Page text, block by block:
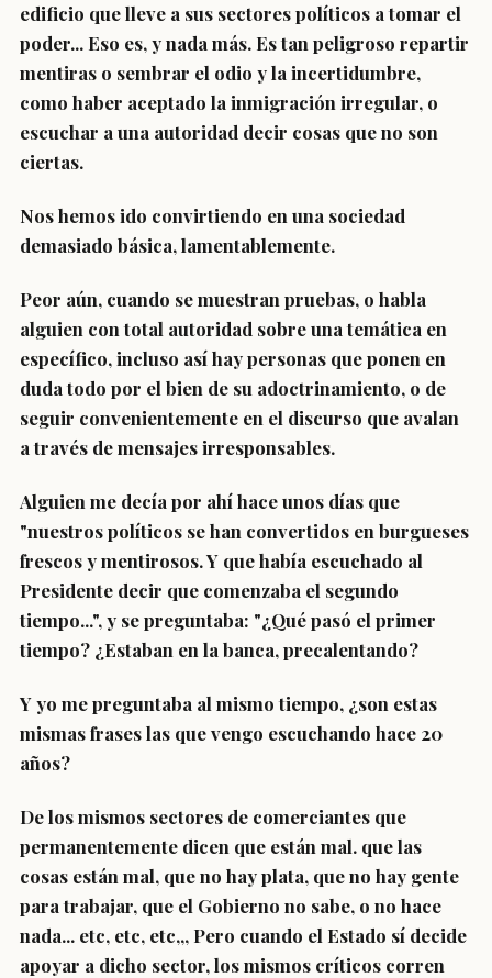
edificio que lleve a sus sectores políticos a tomar el
poder... Eso es, y nada más. Es tan peligroso repartir
mentiras o sembrar el odio y la incertidumbre,
como haber aceptado la inmigración irregular, o
escuchar a una autoridad decir cosas que no son
ciertas.
Nos hemos ido convirtiendo en una sociedad
demasiado básica, lamentablemente.
Peor aún, cuando se muestran pruebas, o habla
alguien con total autoridad sobre una temática en
específico, incluso así hay personas que ponen en
duda todo por el bien de su adoctrinamiento, o de
seguir convenientemente en el discurso que avalan
a través de mensajes irresponsables.
Alguien me decía por ahí hace unos días que
"nuestros políticos se han convertidos en burgueses
frescos y mentirosos. Y que había escuchado al
Presidente decir que comenzaba el segundo
tiempo...", y se preguntaba: "¿Qué pasó el primer
tiempo? ¿Estaban en la banca, precalentando?
Y yo me preguntaba al mismo tiempo, ¿son estas
mismas frases las que vengo escuchando hace 20
años?
De los mismos sectores de comerciantes que
permanentemente dicen que están mal. que las
cosas están mal, que no hay plata, que no hay gente
para trabajar, que el Gobierno no sabe, o no hace
nada... etc, etc, etc,,, Pero cuando el Estado sí decide
apoyar a dicho sector, los mismos críticos corren